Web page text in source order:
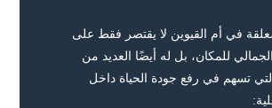
في أم القيوين لا يقتصر فقط على
للمكان، بل له أيضًا العديد من
التي تسهم في رفع جودة الحياة داخل